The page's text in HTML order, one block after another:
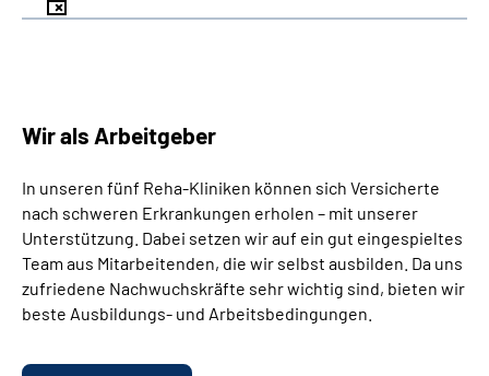
Wir als Arbeitgeber
In unseren fünf Reha-Kliniken können sich Versicherte
nach schweren Erkrankungen erholen – mit unserer
Unterstützung. Dabei setzen wir auf ein gut eingespieltes
Team aus Mitarbeitenden, die wir selbst ausbilden. Da uns
zufriedene Nachwuchskräfte sehr wichtig sind, bieten wir
beste Ausbildungs- und Arbeitsbedingungen.